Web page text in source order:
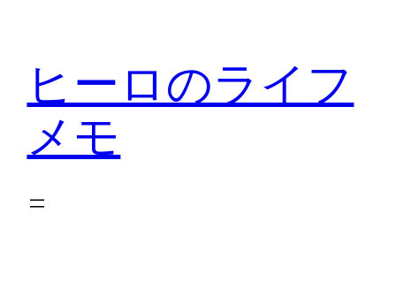
ヒーロのライフ
メモ